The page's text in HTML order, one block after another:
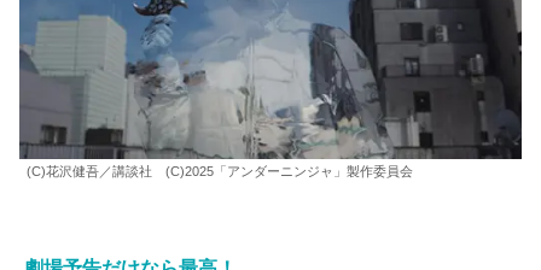
(C)花沢健吾／講談社 (C)2025「アンダーニンジャ」製作委員会